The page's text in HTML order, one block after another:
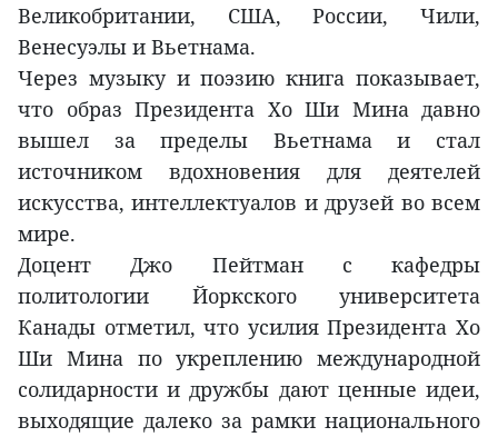
Великобритании, США, России, Чили,
Венесуэлы и Вьетнама.
Через музыку и поэзию книга показывает,
что образ Президента Хо Ши Мина давно
вышел за пределы Вьетнама и стал
источником вдохновения для деятелей
искусства, интеллектуалов и друзей во всем
мире.
Доцент Джо Пейтман с кафедры
политологии Йоркского университета
Канады отметил, что усилия Президента Хо
Ши Мина по укреплению международной
солидарности и дружбы дают ценные идеи,
выходящие далеко за рамки национального